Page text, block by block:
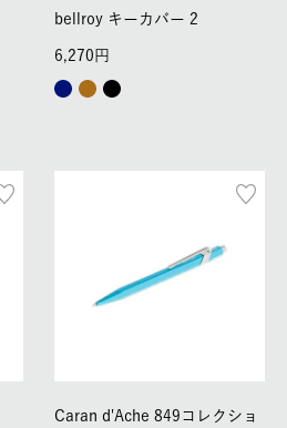
bellroy キーカバー 2
6,270
Caran d'Ache 849コレクショ